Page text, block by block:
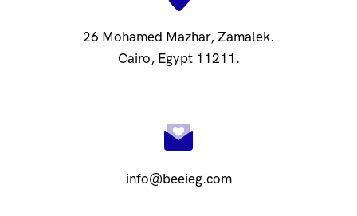
26 Mohamed Mazhar, Zamalek.
Cairo, Egypt 11211.
info@beeieg.com